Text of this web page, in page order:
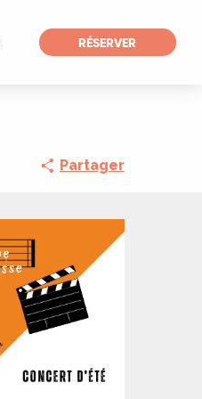
RÉSERVER
Partager